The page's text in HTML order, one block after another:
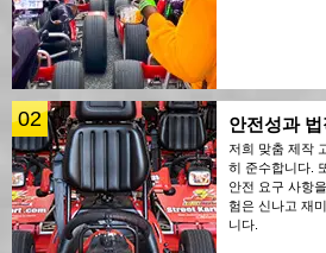
02 안전성과
저희 맞춤 제작
히 준수합니다.
안전 요구 사항
험은 신나고 재
니다.